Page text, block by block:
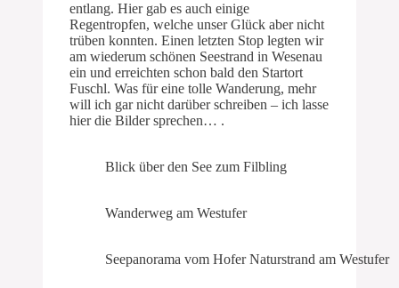
entlang. Hier gab es auch einige
Regentropfen, welche unser Glück aber nicht
trüben konnten. Einen letzten Stop legten wir
am wiederum schönen Seestrand in Wesenau
ein und erreichten schon bald den Startort
Fuschl. Was für eine tolle Wanderung, mehr
will ich gar nicht darüber schreiben – ich lasse
hier die Bilder sprechen… .
Blick über den See zum Filbling
Wanderweg am Westufer
Seepanorama vom Hofer Naturstrand am Westufer